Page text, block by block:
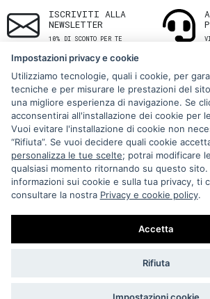
ISCRIVITI ALLA
NEWSLETTER
10% DI SCONTO PER TE
Via Melo 224/a, Bari,
+39 080 990 5699
P.IVA: 05921860721
Impostazioni Cookie
Impostazioni privacy e cookie
Utilizziamo tecnologie, quali i cookie, per
tecniche e per misurare le prestazioni del
una migliore esperienza di navigazione. Se
acconsentirai all'installazione dei cookie per
Vuoi evitare l'installazione di cookie non
“Rifiuta”. Se vuoi decidere quali cookie
personalizza le tue scelte; potrai modificare
qualsiasi momento ritornando su questo sito.
informazioni sui cookie e sulla tua privacy, ti
consultare la nostra Privacy e cookie policy.
Accetta
Rifiuta